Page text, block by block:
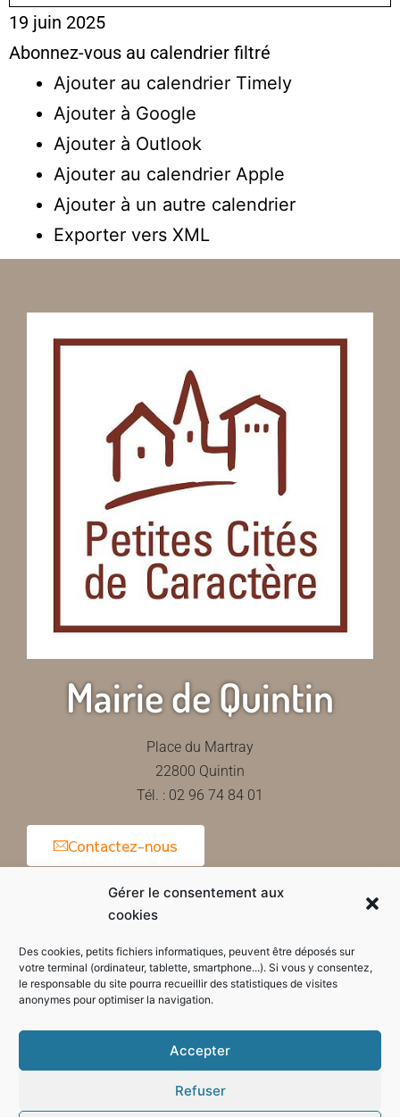
Gérer le consentement aux
cookies
Des cookies, petits fichiers informatiques, peuvent être déposés sur
votre terminal (ordinateur, tablette, smartphone...). Si vous y consentez,
le responsable du site pourra recueillir des statistiques de visites
anonymes pour optimiser la navigation.
Accepter
Refuser
19 juin 2025
Abonnez-vous au calendrier filtré
Ajouter au calendrier Timely
Ajouter à Google
Ajouter à Outlook
Ajouter au calendrier Apple
Ajouter à un autre calendrier
Exporter vers XML
Mairie de Quintin
Place du Martray
22800 Quintin
Tél. : 02 96 74 84 01
Contactez-nous
Horaires d'ouverture de la mairie